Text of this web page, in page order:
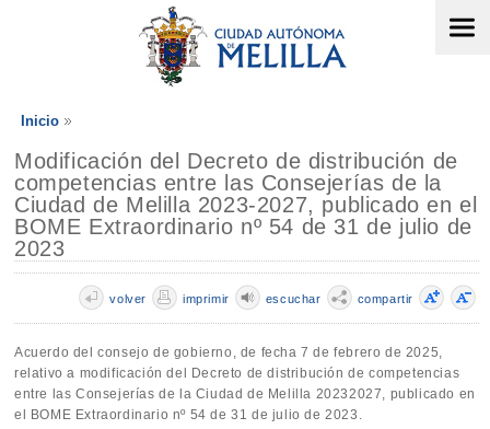
Inicio
Modificación del Decreto de distribución de
competencias entre las Consejerías de la
Ciudad de Melilla 2023-2027, publicado en el
BOME Extraordinario nº 54 de 31 de julio de
2023
compartir
escuchar
imprimir
volver
Acuerdo del consejo de gobierno, de fecha 7 de febrero de 2025,
relativo a modificación del Decreto de distribución de competencias
entre las Consejerías de la Ciudad de Melilla 20232027, publicado en
el BOME Extraordinario nº 54 de 31 de julio de 2023.